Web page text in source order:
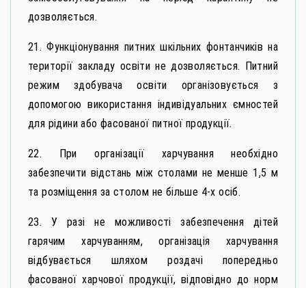
дозволяється.
21. Функціонування питних шкільних фонтанчиків на
території закладу освіти не дозволяється. Питний
режим здобувача освіти організовується з
допомогою використання індивідуальних ємностей
для рідини або фасованої питної продукції.
22. При організації харчування необхідно
забезпечити відстань між столами не менше 1,5 м
та розміщення за столом не більше 4-х осіб.
23. У разі не можливості забезпечення дітей
гарячим харчуванням, організація харчування
відбувається шляхом роздачі попередньо
фасованої харчової продукції, відповідно до норм